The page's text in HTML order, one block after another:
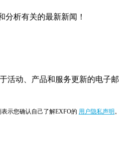
分析有关的最新新闻！
活动、产品和服务更新的电子邮
示您确认自己了解EXFO的 用户隐私声明 。